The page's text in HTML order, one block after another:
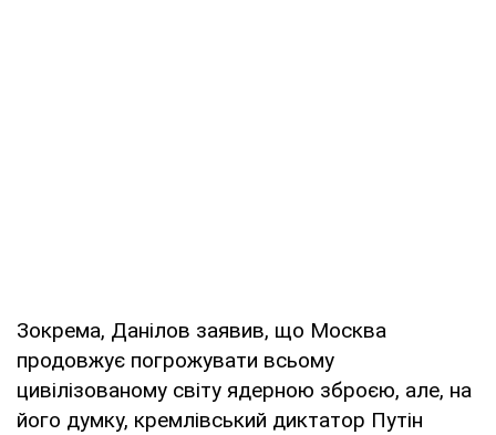
Зокрема, Данілов заявив, що Москва
продовжує погрожувати всьому
цивілізованому світу ядерною зброєю, але, на
його думку, кремлівський диктатор Путін